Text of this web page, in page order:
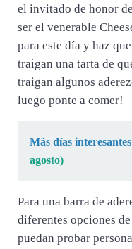
el invitado de honor
ser el venerable
para este día y haz
traigan una tarta de
traigan algunos
luego ponte a comer!
Más días
agosto)
Para una barra de
diferentes opciones
puedan probar